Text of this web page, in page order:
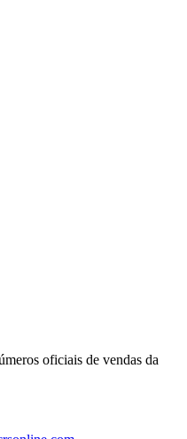
oficiais de vendas da